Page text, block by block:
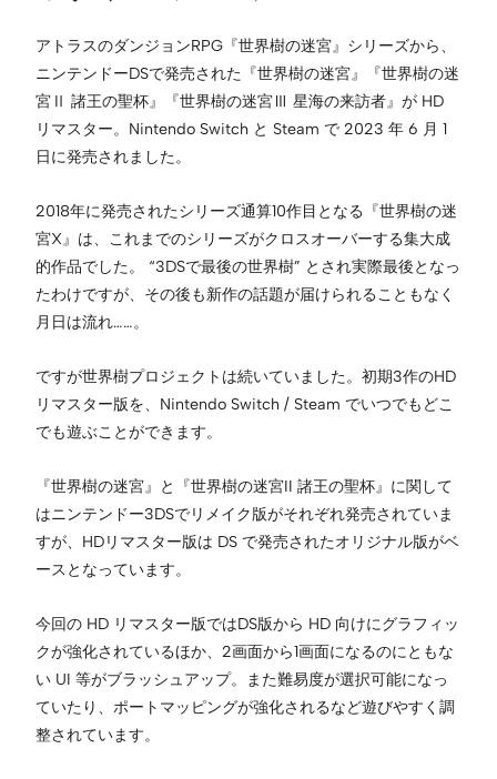
アトラスのダンジョンRPG『世界樹の迷宮』シリーズから、
ニンテンドーDSで発売された『世界樹の迷宮』『世界樹の迷
宮Ⅱ 諸王の聖杯』『世界樹の迷宮Ⅲ 星海の来訪者』が HD
リマスター。Nintendo Switch と Steam で 2023 年 6 月 1
日に発売されました。
2018年に発売されたシリーズ通算10作目となる『世界樹の迷
宮X』は、これまでのシリーズがクロスオーバーする集大成
的作品でした。 “3DSで最後の世界樹” とされ実際最後となっ
たわけですが、その後も新作の話題が届けられることもなく
月日は流れ……。
ですが世界樹プロジェクトは続いていました。初期3作のHD
リマスター版を、Nintendo Switch / Steam でいつでもどこ
でも遊ぶことができます。
『世界樹の迷宮』と『世界樹の迷宮II 諸王の聖杯』に関して
はニンテンドー3DSでリメイク版がそれぞれ発売されていま
すが、HDリマスター版は DS で発売されたオリジナル版がベ
ースとなっています。
今回の HD リマスター版ではDS版から HD 向けにグラフィッ
クが強化されているほか、2画面から1画面になるのにともな
い UI 等がブラッシュアップ。また難易度が選択可能になっ
ていたり、ポートマッピングが強化されるなど遊びやすく調
整されています。